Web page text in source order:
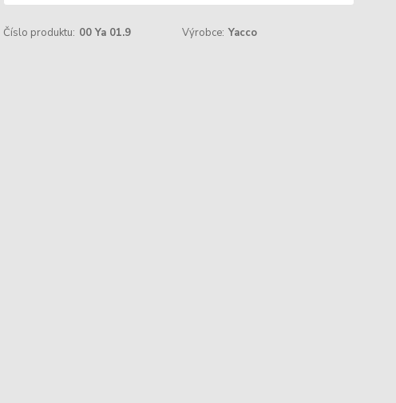
Číslo produktu: 00 Ya 01.9 Výrobce: Yacco